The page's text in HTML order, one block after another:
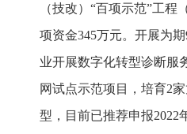
（技改）“百项示范”工程
项资金345万元。开展为
业开展数字化转型诊断服
网试点示范项目，培育2
型，目前已推荐申报2022